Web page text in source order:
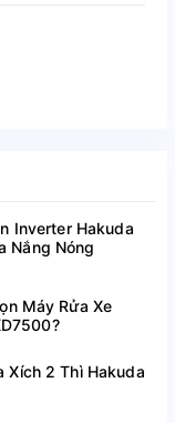
Inverter Hakuda
Nắng Nóng
Máy Rửa Xe
Xích 2 Thì Hakuda